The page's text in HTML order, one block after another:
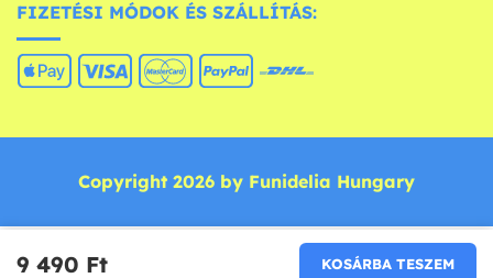
9 490 Ft‎ KOSÁRBA TESZEM
FIZETÉSI MÓDOK ÉS SZÁLLÍTÁS:
Copyright 2026 by Funidelia Hungary